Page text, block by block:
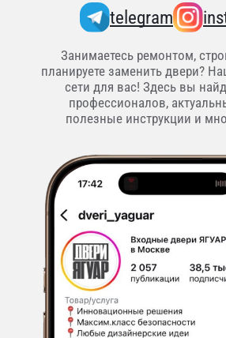
telegram
Занимаетесь ремонтом,
планируете заменить двери?
сети для вас! Здесь вы
профессионалов,
полезные инструкции и